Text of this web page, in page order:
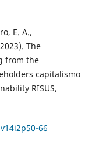
E. A.,
The
from the
capitalismo
RISUS,
66